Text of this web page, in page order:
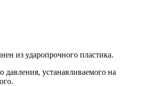
из ударопрочного пластика.
давления, устанавливаемого на